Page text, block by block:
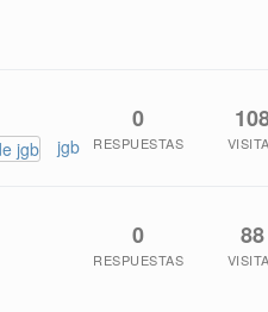
jgb
0
RESPUESTAS
0
RESPUESTAS
88